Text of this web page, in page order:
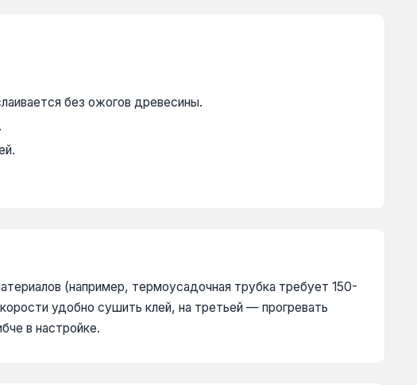
без ожогов древесины.
(например, термоусадочная трубка требует 150-
удобно сушить клей, на третьей — прогревать
в настройке.